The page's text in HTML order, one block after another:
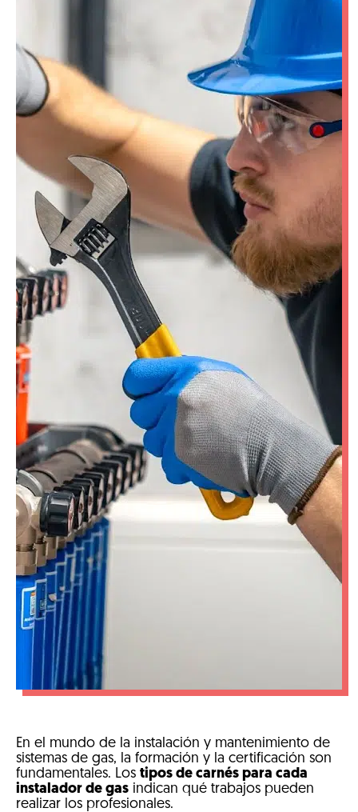
En el mundo de la instalación y mantenimiento de
sistemas de gas, la formación y la certificación son
fundamentales. Los tipos de carnés para cada
instalador de gas indican qué trabajos pueden
realizar los profesionales.